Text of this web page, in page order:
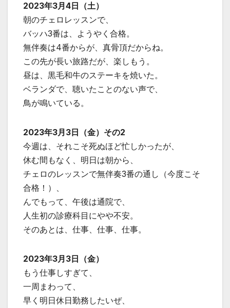
2023年3月4日（土）
朝のチェロレッスンで、
バッハ3番は、ようやく合格。
無伴奏は4番からが、真骨頂だからね。
この先が長い旅路だが、楽しもう。
昼は、黒毛和牛のステーキを焼いた。
ベランダで、聴いたことのない声で、
鳥が鳴いている。
2023年3月3日（金）その2
今週は、それこそ死ぬほど忙しかったが、
休む間もなく、明日は朝から、
チェロのレッスンで無伴奏3番の通し（今度こそ
合格！）、
んでもって、午後は通院で、
人生初の診療科目にやや不安。
そのあとは、仕事、仕事、仕事。
2023年3月3日（金）
もう仕事しすぎて、
一周まわって、
早く明日休日勤務したいぜ、